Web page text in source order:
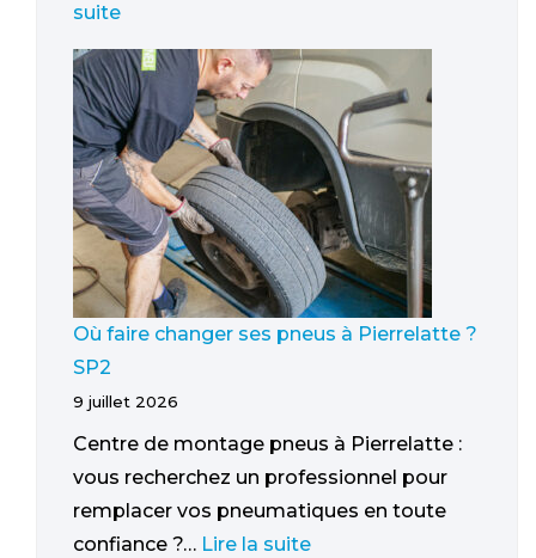
suite
Où faire changer ses pneus à Pierrelatte ?
SP2
9 juillet 2026
Centre de montage pneus à Pierrelatte :
vous recherchez un professionnel pour
remplacer vos pneumatiques en toute
confiance ?… Lire la suite